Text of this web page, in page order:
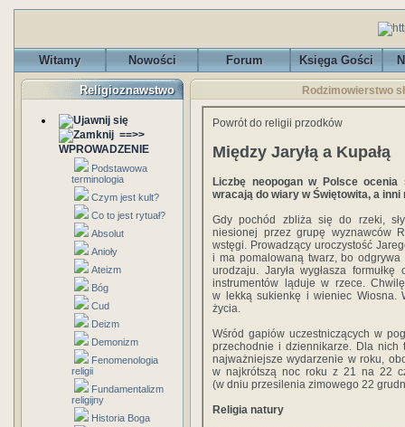
Witamy Nowości Forum Księga Gości
Religioznawstwo
==>>
WPROWADZENIE
Podstawowa
terminologia
Czym jest kult?
Co to jest rytuał?
Absolut
Anioły
Ateizm
Bóg
Cud
Deizm
Demonizm
Fenomenologia
religii
Fundamentalizm
religijny
Historia Boga
Rodzimowierstwo
Powrót do religii przodków
Między Jaryłą a Kupałą
Liczbę neopogan w Polsce
wracają do wiary w Świętowita, a
Gdy pochód zbliża się do rzeki,
niesionej przez grupę wyznawców
wstęgi. Prowadzący uroczystość
i ma pomalowaną twarz, bo
urodzaju. Jaryła wygłasza
instrumentów ląduje w rzece.
w lekką sukienkę i wieniec Wiosna.
życia.
Wśród gapiów uczestniczących w
przechodnie i dziennikarze. Dla
najważniejsze wydarzenie w roku,
w najkrótszą noc roku z 21 na 22
(w dniu przesilenia zimowego 22
Religia natury